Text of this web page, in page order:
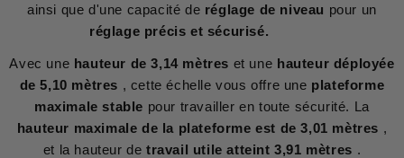
ainsi que d'une capacité de réglage de niveau pour un
réglage précis et sécurisé.
Avec une hauteur de 3,14 mètres et une hauteur déployée
de 5,10 mètres , cette échelle vous offre une plateforme
maximale stable pour travailler en toute sécurité. La
hauteur maximale de la plateforme est de 3,01 mètres ,
et la hauteur detravail utile atteint 3,91 mètres .